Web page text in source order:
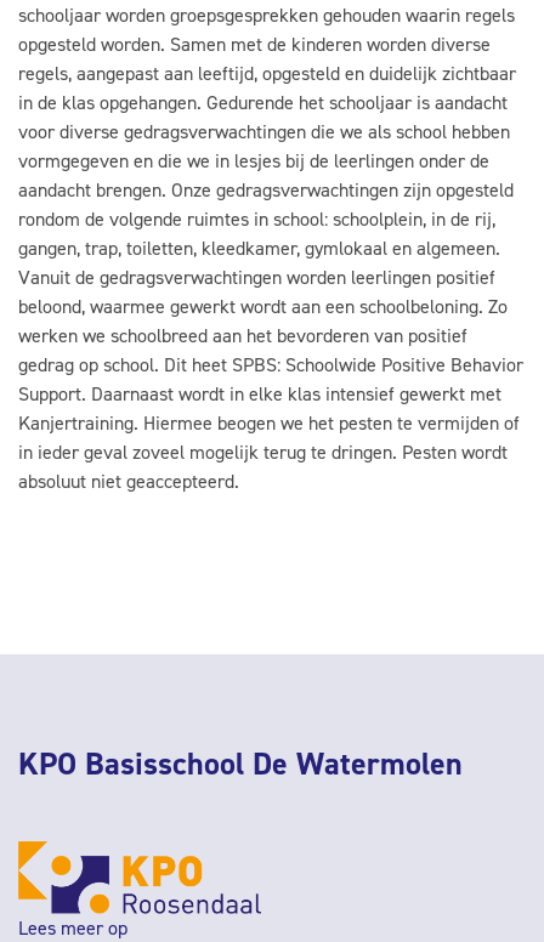
schooljaar worden groepsgesprekken gehouden waarin regels
opgesteld worden. Samen met de kinderen worden diverse
regels, aangepast aan leeftijd, opgesteld en duidelijk zichtbaar
in de klas opgehangen. Gedurende het schooljaar is aandacht
voor diverse gedragsverwachtingen die we als school hebben
vormgegeven en die we in lesjes bij de leerlingen onder de
aandacht brengen. Onze gedragsverwachtingen zijn opgesteld
rondom de volgende ruimtes in school: schoolplein, in de rij,
gangen, trap, toiletten, kleedkamer, gymlokaal en algemeen.
Vanuit de gedragsverwachtingen worden leerlingen positief
beloond, waarmee gewerkt wordt aan een schoolbeloning. Zo
werken we schoolbreed aan het bevorderen van positief
gedrag op school. Dit heet SPBS: Schoolwide Positive Behavior
Support. Daarnaast wordt in elke klas intensief gewerkt met
Kanjertraining. Hiermee beogen we het pesten te vermijden of
in ieder geval zoveel mogelijk terug te dringen. Pesten wordt
absoluut niet geaccepteerd.
KPO Basisschool De Watermolen
Lees meer op